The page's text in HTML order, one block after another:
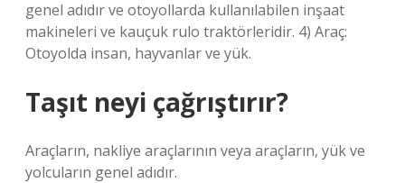
genel adıdır ve otoyollarda kullanılabilen inşaat
makineleri ve kauçuk rulo traktörleridir. 4) Araç:
Otoyolda insan, hayvanlar ve yük.
Taşıt neyi çağrıştırır?
Araçların, nakliye araçlarının veya araçların, yük ve
yolcuların genel adıdır.